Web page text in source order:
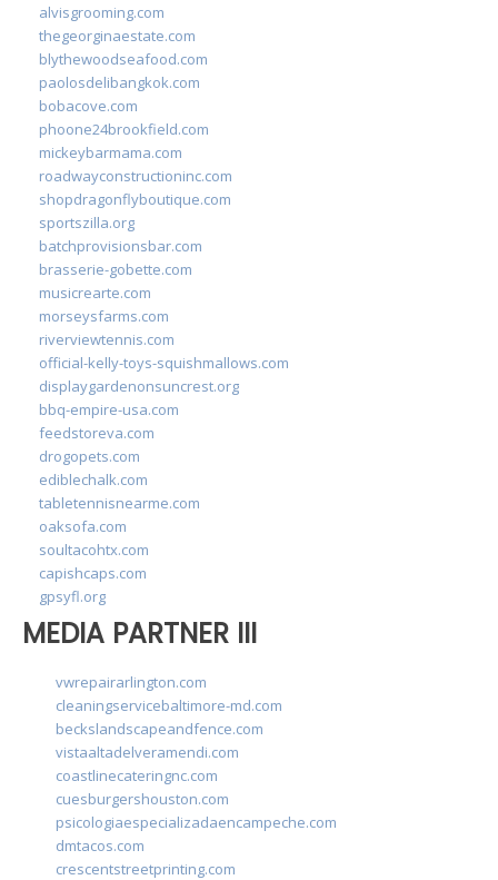
alvisgrooming.com
thegeorginaestate.com
blythewoodseafood.com
paolosdelibangkok.com
bobacove.com
phoone24brookfield.com
mickeybarmama.com
roadwayconstructioninc.com
shopdragonflyboutique.com
sportszilla.org
batchprovisionsbar.com
brasserie-gobette.com
musicrearte.com
morseysfarms.com
riverviewtennis.com
official-kelly-toys-squishmallows.com
displaygardenonsuncrest.org
bbq-empire-usa.com
feedstoreva.com
drogopets.com
ediblechalk.com
tabletennisnearme.com
oaksofa.com
soultacohtx.com
capishcaps.com
gpsyfl.org
MEDIA PARTNER III
vwrepairarlington.com
cleaningservicebaltimore-md.com
beckslandscapeandfence.com
vistaaltadelveramendi.com
coastlinecateringnc.com
cuesburgershouston.com
psicologiaespecializadaencampeche.com
dmtacos.com
crescentstreetprinting.com